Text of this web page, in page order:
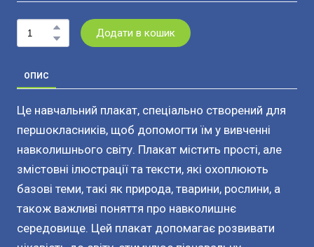
Додати в кошик
ОПИС
Це навчальний плакат, спеціально створений для
першокласників, щоб допомогти їм у вивченні
навколишнього світу. Плакат містить прості, але
змістовні ілюстрації та тексти, які охоплюють
базові теми, такі як природа, тварини, рослини, а
також важливі поняття про навколишнє
середовище. Цей плакат допомагає розвивати